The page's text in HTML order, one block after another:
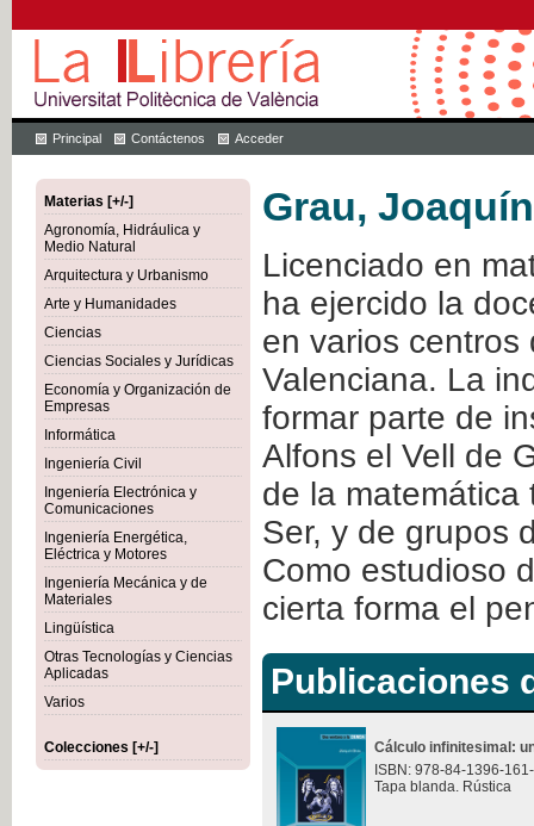
Principal Contáctenos Acceder
Materias [+/-]
Agronomía, Hidráulica y
Medio Natural
Arquitectura y Urbanismo
Arte y Humanidades
Ciencias
Ciencias Sociales y Jurídicas
Economía y Organización de
Empresas
Informática
Ingeniería Civil
Ingeniería Electrónica y
Comunicaciones
Ingeniería Energética,
Eléctrica y Motores
Ingeniería Mecánica y de
Materiales
Lingüística
Otras Tecnologías y Ciencias
Aplicadas
Varios
Colecciones [+/-]
Grau, Joaquín
Licenciado en
ha ejercido la
en varios centros
Valenciana. La
formar parte de
Alfons el Vell de
de la matemática
Ser, y de grupos
Como estudioso
cierta forma el
Publicaciones
Cálculo infinitesimal:
ISBN: 978-84-1396-
Tapa blanda. Rústica